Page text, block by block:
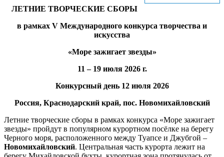
ЛЕТНИЕ ТВОРЧЕСКИЕ СБОРЫ
в рамках V Международного конкурса творчества и
искусства
«Море зажигает звезды»
11 – 19 июля 2026 г.
Конкурсный день 12 июля 2026
Россия,Краснодарский край, пос. Новомихайловский
Летние творческие сборы в рамках конкурса «Море зажигает
звезды» пройдут в популярном курортном посёлке на берегу
Черного моря, расположенного между Туапсе и Джубгой –
Новомихайловский. Центральная часть курорта лежит на